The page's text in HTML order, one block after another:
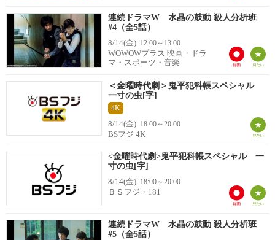
連続ドラマW 水晶の鼓動 殺人分析班
#4（全5話）
8/14(金) 12:00～13:00
WOWOWプラス 映画・ドラ
マ・スポーツ・音楽
＜金曜時代劇＞鬼平犯科帳スペシャル
一寸の虫[字]
4K
8/14(金) 18:00～20:00
BSフジ 4K
<金曜時代劇>鬼平犯科帳スペシャル 一
寸の虫[字]
8/14(金) 18:00～20:00
ＢＳフジ・181
連続ドラマW 水晶の鼓動 殺人分析班
#5（全5話）